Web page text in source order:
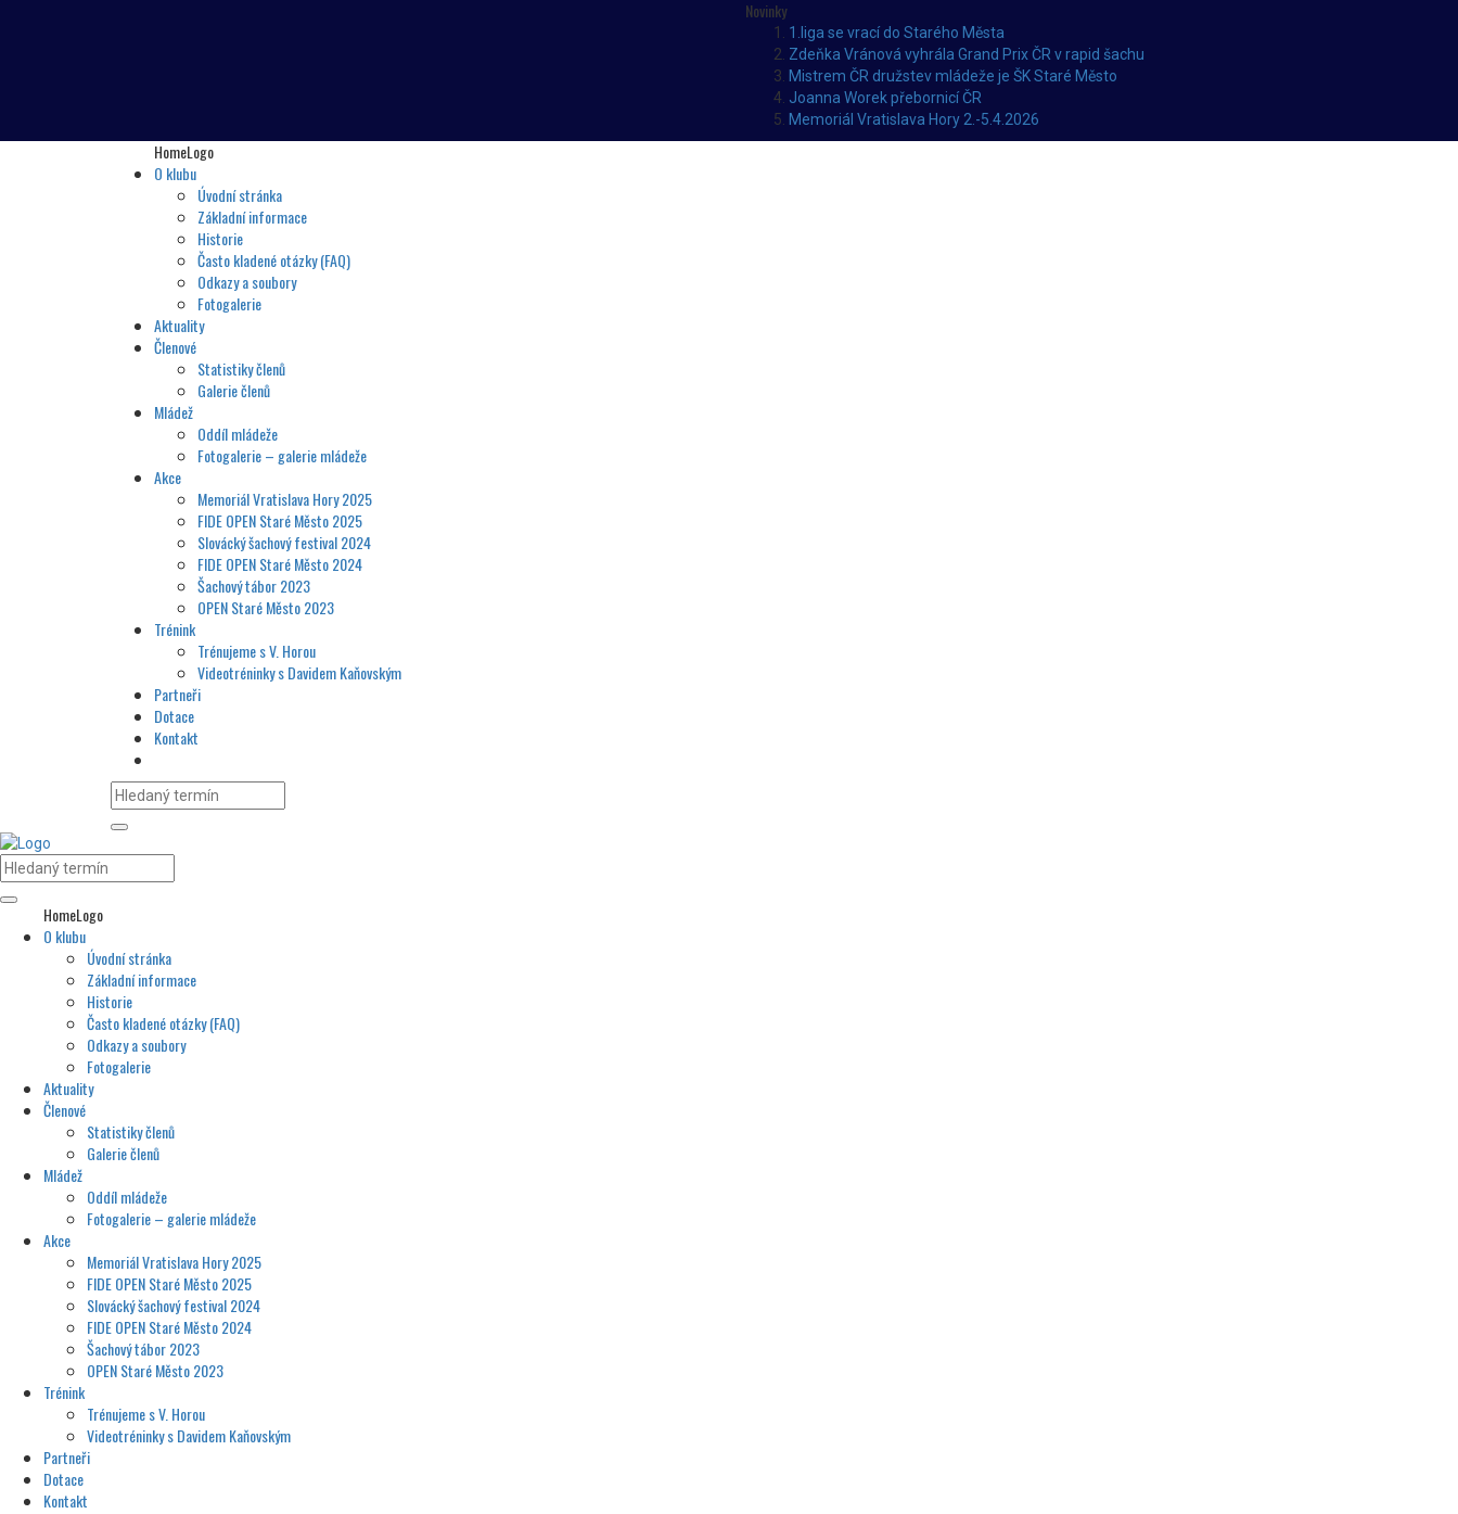
Novinky
1.liga se vrací do Starého Města
Zdeňka Vránová vyhrála Grand Prix ČR v rapid šachu
Mistrem ČR družstev mládeže je ŠK Staré Město
Joanna Worek přebornicí ČR
Memoriál Vratislava Hory 2.-5.4.2026
HomeLogo
O klubu
Úvodní stránka
Základní informace
Historie
Často kladené otázky (FAQ)
Odkazy a soubory
Fotogalerie
Aktuality
Členové
Statistiky členů
Galerie členů
Mládež
Oddíl mládeže
Fotogalerie – galerie mládeže
Akce
Memoriál Vratislava Hory 2025
FIDE OPEN Staré Město 2025
Slovácký šachový festival 2024
FIDE OPEN Staré Město 2024
Šachový tábor 2023
OPEN Staré Město 2023
Trénink
Trénujeme s V. Horou
Videotréninky s Davidem Kaňovským
Partneři
Dotace
Kontakt
HomeLogo
O klubu
Úvodní stránka
Základní informace
Historie
Často kladené otázky (FAQ)
Odkazy a soubory
Fotogalerie
Aktuality
Členové
Statistiky členů
Galerie členů
Mládež
Oddíl mládeže
Fotogalerie – galerie mládeže
Akce
Memoriál Vratislava Hory 2025
FIDE OPEN Staré Město 2025
Slovácký šachový festival 2024
FIDE OPEN Staré Město 2024
Šachový tábor 2023
OPEN Staré Město 2023
Trénink
Trénujeme s V. Horou
Videotréninky s Davidem Kaňovským
Partneři
Dotace
Kontakt